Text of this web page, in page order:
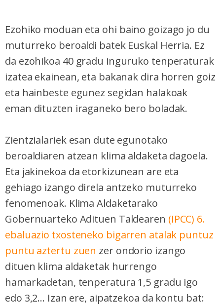
Ezohiko moduan eta ohi baino goizago jo du
muturreko beroaldi batek Euskal Herria. Ez
da ezohikoa 40 gradu inguruko tenperaturak
izatea ekainean, eta bakanak dira horren goiz
eta hainbeste egunez segidan halakoak
eman dituzten iraganeko bero boladak.
Zientzialariek esan dute egunotako
beroaldiaren atzean klima aldaketa dagoela.
Eta jakinekoa da etorkizunean are eta
gehiago izango direla antzeko muturreko
fenomenoak. Klima Aldaketarako
Gobernuarteko Adituen Taldearen (IPCC) 6.
ebaluazio txosteneko bigarren atalak puntuz
puntu aztertu zuen zer ondorio izango
dituen klima aldaketak hurrengo
hamarkadetan, tenperatura 1,5 gradu igo
edo 3,2... Izan ere, aipatzekoa da kontu bat: